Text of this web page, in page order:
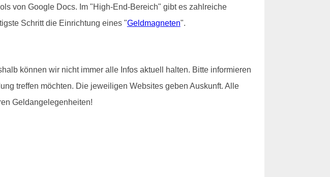
von Google Docs. Im "High-End-Bereich" gibt es zahlreiche
Schritt die Einrichtung eines "Geldmagneten".
können wir nicht immer alle Infos aktuell halten. Bitte informieren
treffen möchten. Die jeweiligen Websites geben Auskunft. Alle
Geldangelegenheiten!